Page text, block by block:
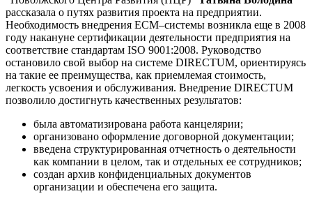
рассказала о путях развития проекта на предприятии.
Необходимость внедрения ECM–системы возникла еще в 2008
году накануне сертификации деятельности предприятия на
соответствие стандартам ISO 9001:2008. Руководство
остановило свой выбор на системе DIRECTUM, ориентируясь
на такие ее преимущества, как приемлемая стоимость,
легкость усвоения и обслуживания. Внедрение DIRECTUM
позволило достигнуть качественных результатов:
была автоматизирована работа канцелярии;
организовано оформление договорной документации;
введена структурированная отчетность о деятельности
как компании в целом, так и отдельных ее сотрудников;
создан архив конфиденциальных документов
организации и обеспечена его защита.